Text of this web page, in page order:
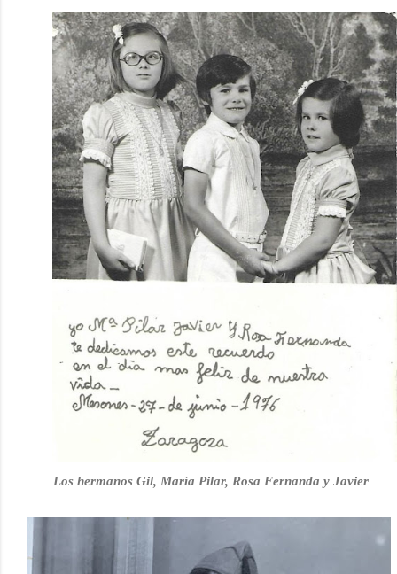
Los hermanos Gil, María Pilar, Rosa Fernanda y Javier